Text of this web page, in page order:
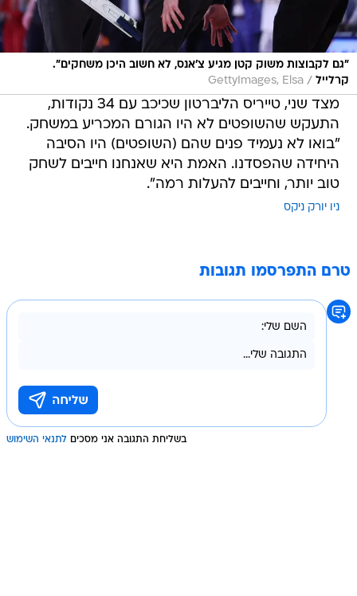
"גם לקבוצות משוק קטן מגיע צ'אנס, לא חשוב היכן משחקים".
קרלייל /
GettyImages, Elsa
מצד שני, טייריס הליברטון שכיכב עם 34 נקודות,
התעקש שהשופטים לא היו הגורם המכריע במשחק.
"בואו לא נעמיד פנים שהם (השופטים) היו הסיבה
היחידה שהפסדנו. האמת היא שאנחנו חייבים לשחק
טוב יותר, וחייבים להעלות רמה".
ניו יורק ניקס
טרם התפרסמו תגובות
בשליחת התגובה אני מסכים לתנאי השימוש